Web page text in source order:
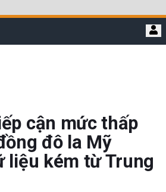
cận mức thấp
đô la Mỹ
liệu kém từ Trung